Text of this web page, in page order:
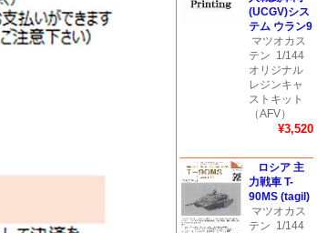
(UCGV)シス
テム ウラン9
マツオカス
テン 1/144
オリジナル
レジンキャ
ストキット
（AFV）
¥3,520
ロシア 主
力戦車 T-
90MS (tagil)
マツオカス
テン 1/144